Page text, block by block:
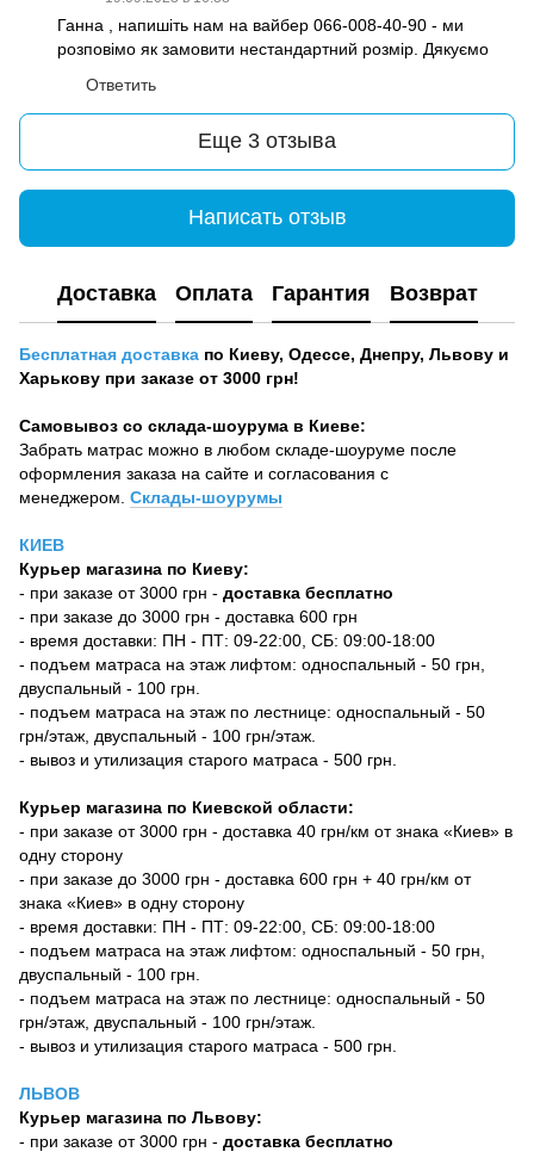
Ганна , напишіть нам на вайбер 066-008-40-90 - ми
розповімо як замовити нестандартний розмір. Дякуємо
Ответить
Еще 3 отзыва
Написать отзыв
Доставка Оплата Гарантия Возврат
Бесплатная доставка по Киеву, Одессе, Днепру, Львову и
Харькову при заказе от 3000 грн!
Самовывоз со склада-шоурума в Киеве:
Забрать матрас можно в любом складе-шоуруме после
оформления заказа на сайте и согласования с
менеджером. Склады-шоурумы
КИЕВ
Курьер магазина по Киеву:
- при заказе от 3000 грн - доставка бесплатно
- при заказе до 3000 грн - доставка 600 грн
- время доставки: ПН - ПТ: 09-22:00, СБ: 09:00-18:00
- подъем матраса на этаж лифтом: односпальный - 50 грн,
двуспальный - 100 грн.
- подъем матраса на этаж по лестнице: односпальный - 50
грн/этаж, двуспальный - 100 грн/этаж.
- вывоз и утилизация старого матраса - 500 грн.
Курьер магазина по Киевской области:
- при заказе от 3000 грн - доставка 40 грн/км от знака «Киев» в
одну сторону
- при заказе до 3000 грн - доставка 600 грн + 40 грн/км от
знака «Киев» в одну сторону
- время доставки: ПН - ПТ: 09-22:00, СБ: 09:00-18:00
- подъем матраса на этаж лифтом: односпальный - 50 грн,
двуспальный - 100 грн.
- подъем матраса на этаж по лестнице: односпальный - 50
грн/этаж, двуспальный - 100 грн/этаж.
- вывоз и утилизация старого матраса - 500 грн.
ЛЬВОВ
Курьер магазина по Львову:
- при заказе от 3000 грн - доставка бесплатно